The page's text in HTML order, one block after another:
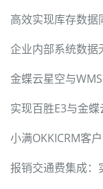
企业内部系统数据
金蝶云星空与
实现百胜E3与金
小满OKKICRM客
报销交通费集成：